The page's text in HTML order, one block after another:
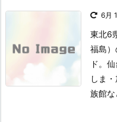
6月
東北6
福島
ド。
しま
族館な